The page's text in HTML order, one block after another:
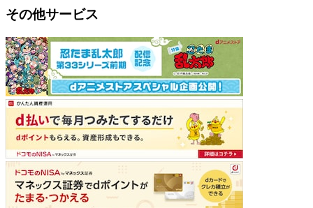
その他サービス